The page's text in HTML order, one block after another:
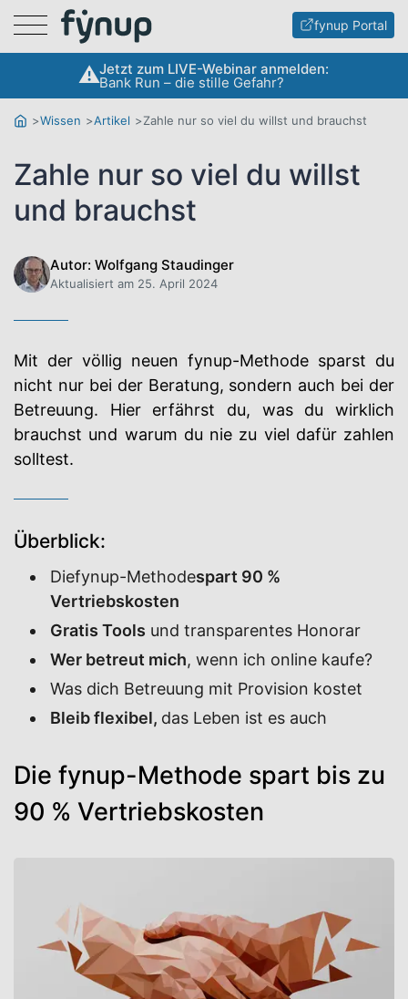
Menu fynup Portal
Jetzt zum LIVE-Webinar anmelden:
Bank Run – die stille Gefahr?
Wissen Artikel Zahle nur so viel du willst und brauchst
Zahle nur so viel du willst
und brauchst
Autor: Wolfgang Staudinger
Aktualisiert am 25. April 2024
Mit der völlig neuen fynup-Methode sparst du
nicht nur bei der Beratung, sondern auch bei der
Betreuung. Hier erfährst du, was du wirklich
brauchst und warum du nie zu viel dafür zahlen
solltest.
Überblick:
Diefynup-Methodespart 90 %
Vertriebskosten
Gratis Tools und transparentes Honorar
Wer betreut mich, wenn ich online kaufe?
Was dich Betreuung mit Provision kostet
Bleib flexibel, das Leben ist es auch
Die fynup-Methode spart bis zu
90 % Vertriebskosten